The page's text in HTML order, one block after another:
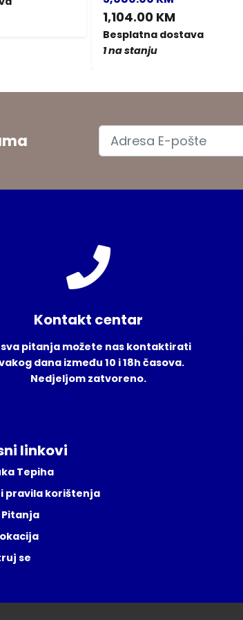
1,104.00 KM
Besplatna dostava
1 na stanju
Kontakt centar
sva pitanja možete nas kontaktirati
dana između 10 i 18h časova.
Nedjeljom zatvoreno.
linkovi
Tepiha
i pravila korištenja
se